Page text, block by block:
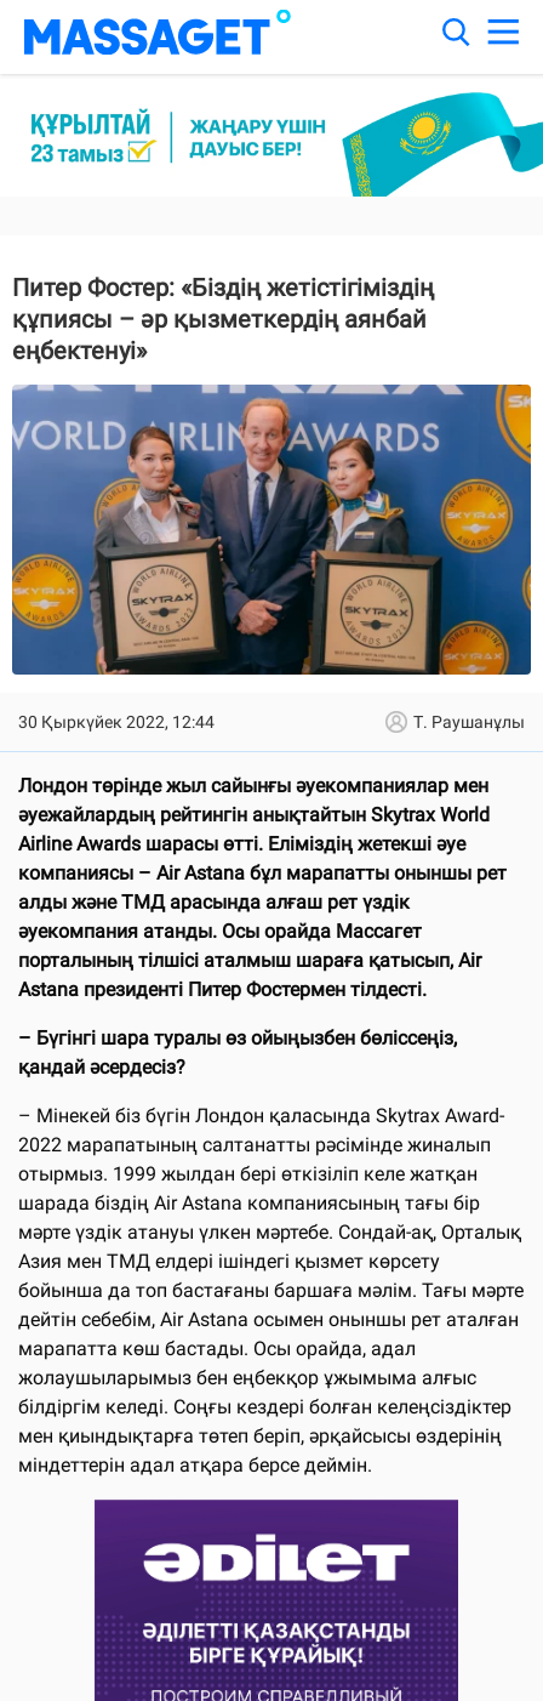
Питер Фостер: «Біздің жетістігіміздің
құпиясы – әр қызметкердің аянбай
еңбектенуі»
30 Қыркүйек 2022, 12:44 Т. Раушанұлы
Лондон төрінде жыл сайынғы әуекомпаниялар мен
әуежайлардың рейтингін анықтайтын Skytrax World
Airline Awards шарасы өтті. Еліміздің жетекші әуе
компаниясы – Air Astana бұл марапатты оныншы рет
алды және ТМД арасында алғаш рет үздік
әуекомпания атанды. Осы орайда Массагет
порталының тілшісі аталмыш шараға қатысып, Air
Astana президенті Питер Фостермен тілдесті.
– Бүгінгі шара туралы өз ойыңызбен бөліссеңіз,
қандай әсердесіз?
– Мінекей біз бүгін Лондон қаласында Skytrax Award-
2022 марапатының салтанатты рәсімінде жиналып
отырмыз. 1999 жылдан бері өткізіліп келе жатқан
шарада біздің Air Astana компаниясының тағы бір
мәрте үздік атануы үлкен мәртебе. Сондай-ақ, Орталық
Азия мен ТМД елдері ішіндегі қызмет көрсету
бойынша да топ бастағаны баршаға мәлім. Тағы мәрте
дейтін себебім, Air Astana осымен оныншы рет аталған
марапатта көш бастады. Осы орайда, адал
жолаушыларымыз бен еңбекқор ұжымыма алғыс
білдіргім келеді. Соңғы кездері болған келеңсіздіктер
мен қиындықтарға төтеп беріп, әрқайсысы өздерінің
міндеттерін адал атқара берсе деймін.